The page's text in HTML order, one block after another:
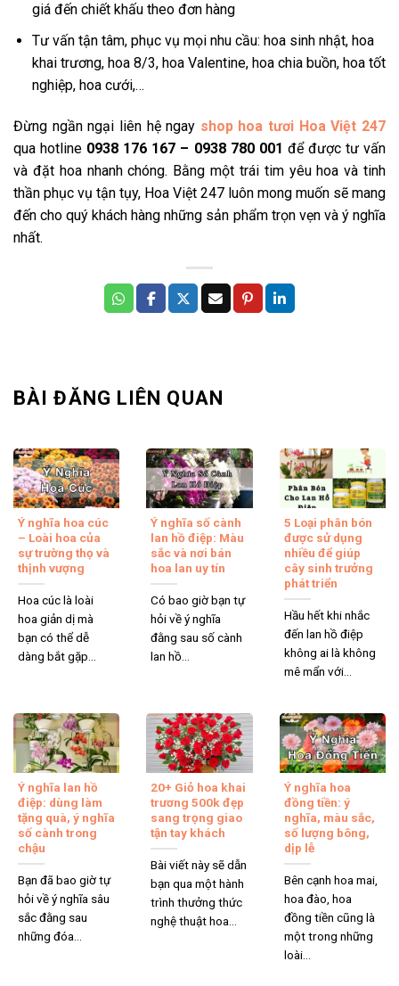
giá đến chiết khấu theo đơn hàng
Tư vấn tận tâm, phục vụ mọi nhu cầu: hoa sinh nhật, hoa
khai trương, hoa 8/3, hoa Valentine, hoa chia buồn, hoa tốt
nghiệp, hoa cưới,…
Đừng ngần ngại liên hệ ngay shop hoa tươi Hoa Việt 247
qua hotline 0938 176 167 – 0938 780 001 để được tư vấn
và đặt hoa nhanh chóng. Bằng một trái tim yêu hoa và tinh
thần phục vụ tận tụy, Hoa Việt 247 luôn mong muốn sẽ mang
đến cho quý khách hàng những sản phẩm trọn vẹn và ý nghĩa
nhất.
BÀI ĐĂNG LIÊN QUAN
Ý nghĩa hoa cúc
– Loài hoa của
sự trường thọ và
thịnh vượng
Hoa cúc là loài
hoa giản dị mà
bạn có thể dễ
dàng bắt gặp...
Ý nghĩa số cành
lan hồ điệp: Màu
sắc và nơi bán
hoa lan uy tín
Có bao giờ bạn tự
hỏi về ý nghĩa
đằng sau số cành
lan hồ...
5 Loại phân bón
được sử dụng
nhiều để giúp
cây sinh trưởng
phát triển
Hầu hết khi nhắc
đến lan hồ điệp
không ai là không
mê mẩn với...
Ý nghĩa lan hồ
điệp: dùng làm
tặng quà, ý nghĩa
số cành trong
chậu
Bạn đã bao giờ tự
hỏi về ý nghĩa sâu
sắc đằng sau
những đóa...
20+ Giỏ hoa khai
trương 500k đẹp
sang trọng giao
tận tay khách
Bài viết này sẽ dẫn
bạn qua một hành
trình thưởng thức
nghệ thuật hoa...
Ý nghĩa hoa
đồng tiền: ý
nghĩa, màu sắc,
số lượng bông,
dịp lễ
Bên cạnh hoa mai,
hoa đào, hoa
đồng tiền cũng là
một trong những
loài...